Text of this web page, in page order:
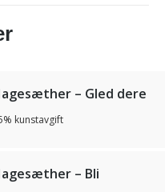
– Gled dere
kunstavgift
– Bli